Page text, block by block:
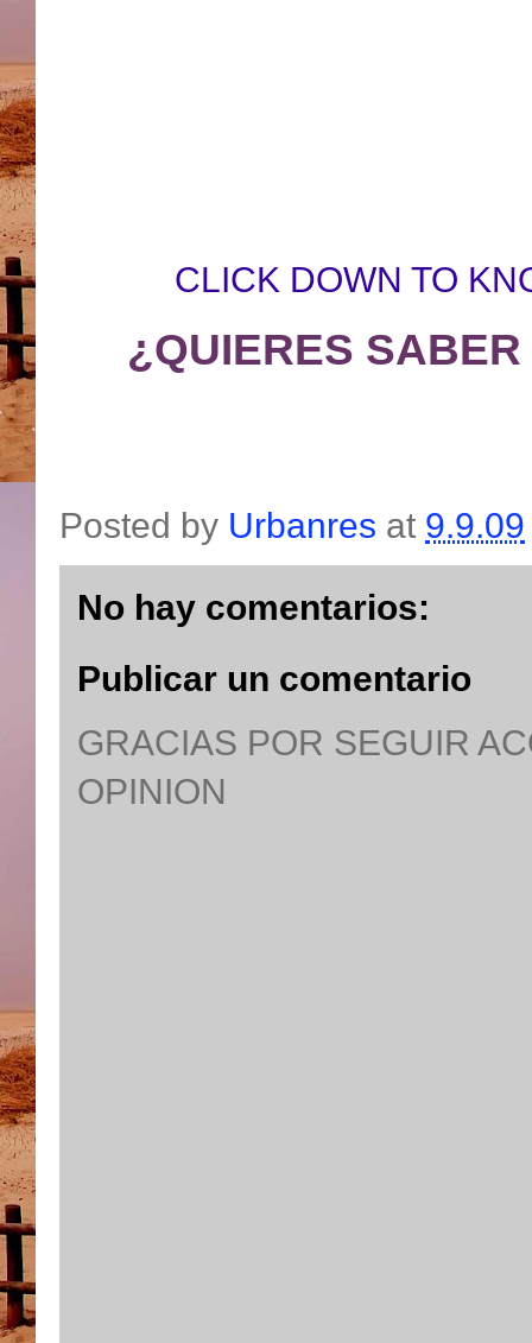
CLICK DOWN TO
¿QUIERES
Posted by Urbanres at 9.9.09
No hay comentarios:
Publicar un comentario
GRACIAS POR SEGUIR
OPINION